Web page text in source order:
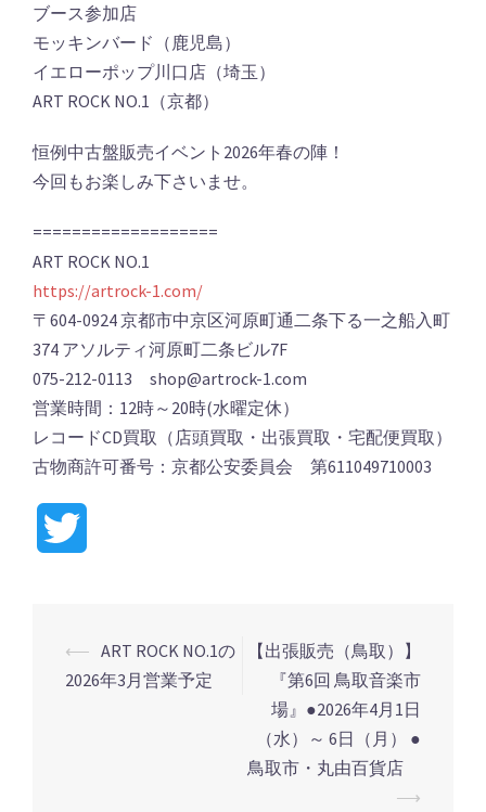
ブース参加店
モッキンバード（鹿児島）
イエローポップ川口店（埼玉）
ART ROCK NO.1（京都）
恒例中古盤販売イベント2026年春の陣！
今回もお楽しみ下さいませ。
===================
ART ROCK NO.1
https://artrock-1.com/
〒604-0924 京都市中京区河原町通二条下る一之船入町
374 アソルティ河原町二条ビル7F
075-212-0113 shop@artrock-1.com
営業時間：12時～20時(水曜定休）
レコードCD買取（店頭買取・出張買取・宅配便買取）
古物商許可番号：京都公安委員会 第611049710003
投
稿
⟵ ART ROCK NO.1の
2026年3月営業予定
【出張販売（鳥取）】
『第6回 鳥取音楽市
場』●2026年4月1日
（水）～ 6日（月） ●
鳥取市・丸由百貨店
⟶